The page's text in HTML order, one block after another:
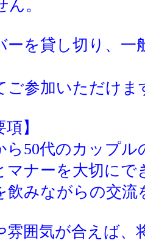
。
ーを貸し切り、
ご参加いただけま
】
ら50代のカップル
マナーを大切にで
飲みながらの交
囲気が合えば、